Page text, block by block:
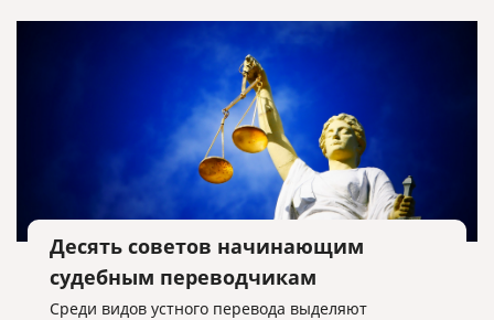
Десять советов начинающим
судебным переводчикам
Среди видов устного перевода выделяют